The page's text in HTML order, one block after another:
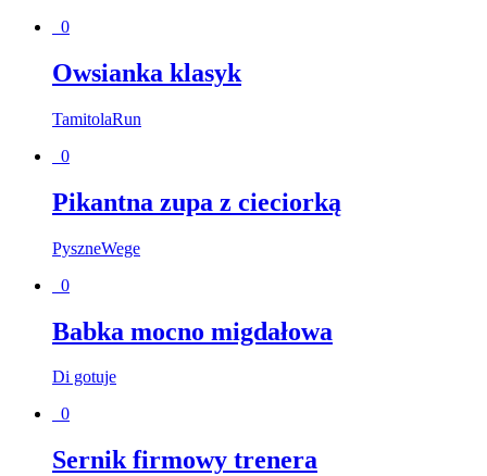
0
Owsianka klasyk
TamitolaRun
0
Pikantna zupa z cieciorką
PyszneWege
0
Babka mocno migdałowa
Di gotuje
0
Sernik firmowy trenera